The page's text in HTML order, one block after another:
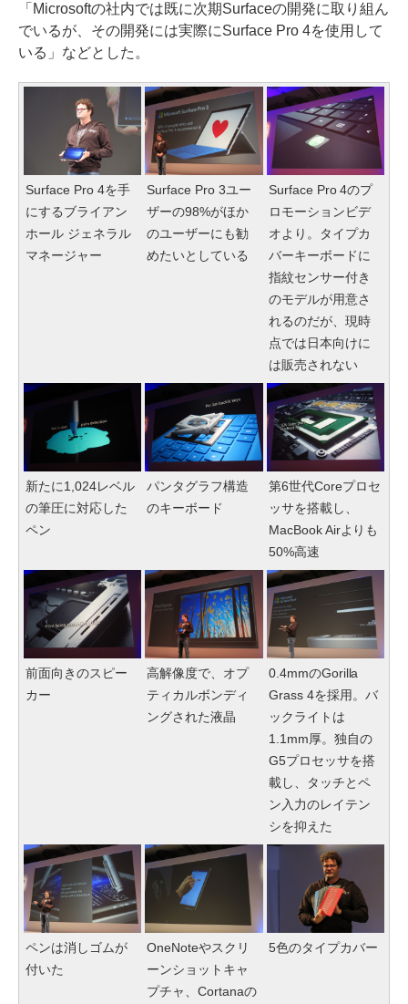
「Microsoftの社内では既に次期Surfaceの開発に取り組ん
でいるが、その開発には実際にSurface Pro 4を使用して
いる」などとした。
Surface Pro 4を手
にするブライアン
ホール ジェネラル
マネージャー
Surface Pro 3ユー
ザーの98%がほか
のユーザーにも勧
めたいとしている
Surface Pro 4のプ
ロモーションビデ
オより。タイプカ
バーキーボードに
指紋センサー付き
のモデルが用意さ
れるのだが、現時
点では日本向けに
は販売されない
新たに1,024レベル
の筆圧に対応した
ペン
パンタグラフ構造
のキーボード
第6世代Coreプロセ
ッサを搭載し、
MacBook Airよりも
50%高速
前面向きのスピー
カー
高解像度で、オプ
ティカルボンディ
ングされた液晶
0.4mmのGorilla
Grass 4を採用。バ
ックライトは
1.1mm厚。独自の
G5プロセッサを搭
載し、タッチとペ
ン入力のレイテン
シを抑えた
ペンは消しゴムが
付いた
OneNoteやスクリ
ーンショットキャ
プチャ、Cortanaの
5色のタイプカバー